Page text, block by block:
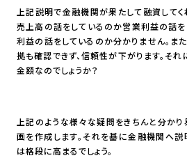
上記説明で金融機関が果たして融資してく
売上高の話をしているのか営業利益の話を
利益の話をしているのか分かりません。ま
拠も確認できず、信頼性が下がります。そ
金額なのでしょうか？
上記のような様々な疑問をきちんと分かり
画を作成します。それを基に金融機関へ
は格段に高まるでしょう。